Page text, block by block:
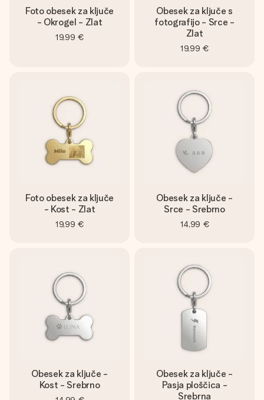
Foto obesek za ključe
- Okrogel - Zlat
19,99 €
Obesek za ključe s
fotografijo - Srce -
Zlat
19,99 €
Foto obesek za ključe
- Kost - Zlat
19,99 €
Obesek za ključe -
Srce - Srebrno
14,99 €
Obesek za ključe -
Kost - Srebrno
Obesek za ključe -
Pasja ploščica -
Srebrna